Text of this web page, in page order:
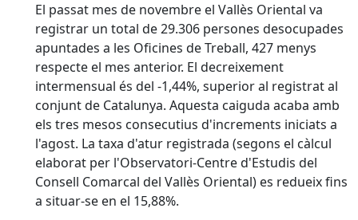
El passat mes de novembre el Vallès Oriental va
registrar un total de 29.306 persones desocupades
apuntades a les Oficines de Treball, 427 menys
respecte el mes anterior. El decreixement
intermensual és del -1,44%, superior al registrat al
conjunt de Catalunya. Aquesta caiguda acaba amb
els tres mesos consecutius d'increments iniciats a
l'agost. La taxa d'atur registrada (segons el càlcul
elaborat per l'Observatori-Centre d'Estudis del
Consell Comarcal del Vallès Oriental) es redueix fins
a situar-se en el 15,88%.